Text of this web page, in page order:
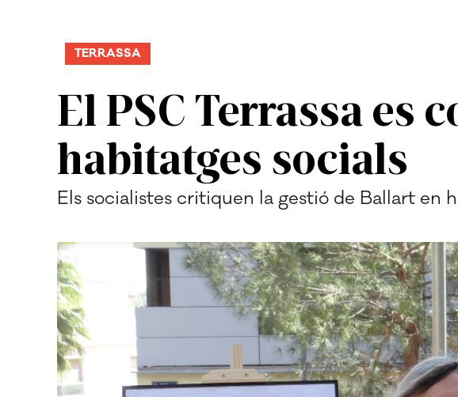
El PSC Terrassa es
habitatges socials
TERRASSA
Els socialistes critiquen la gestió de Ballart en